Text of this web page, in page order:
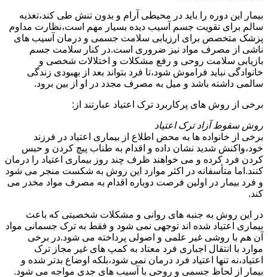
بیمار این دوره را باید در محیطی آرام و بدون تنش طی کند،تغذیه
سالم برای تقویت جسم آسیب دیده بسیار مهم است،نظارت مداوم
پزشک متخصص برای ارزیابی سلامت جسمی و درمان آسیب های
ناشی از مصرف مواد نیز ضروری است.در کنار سلامت جسم
بازیابی سلامت روحی و رفع مشکلات و اختلالات شخصی و
خانوادگی نباید فراموش شود،تا فرد بتواند بعد از بهبودی زندگی
سالمی داشته باشد و میل به مصرف مجدد در او از بین برود.
برخی از روش های پرکاربرد ترک اعتیاد عبارتند از:
روش سقوط آزاد ترک اعتیاد
برخی از خانواده ها به محض اطلاع از بیماری اعتیاد در فرزند
خود،واکنش شدید نشان داده و اقدام به طناب پیچ کردن و حبس
کردن فرد کرده و می خواهند ظرف چند روز بیماری اعتیاد را درمان
کنند.اما متأسفانه در اکثر موارد این روش به شکست منجر می شود
و فرد بیمار در اولین فرصت دوباره اقدام به مصرف مواد مخدر می
کند.
در این روش به جنبه های روانی و مشکلات شخصیتی که باعث
بیماری اعتیاد شده اند توجهی نمی شود و فقط به ترک جسمانی مواد
آن هم با روشی غیر علمی و اصولی پرداخته می شود.در برخی
موارد با انتقال اجباری فرد معتاد به کمپ های غیر مجاز ترک
اعتیاد،نه تنها اعتیاد فرد درمان نمی شود،بلکه اوضاع بدتر شده و
بیمار از لحاظ جسمی و روحی با آسیب های جدی مواجه می شود.